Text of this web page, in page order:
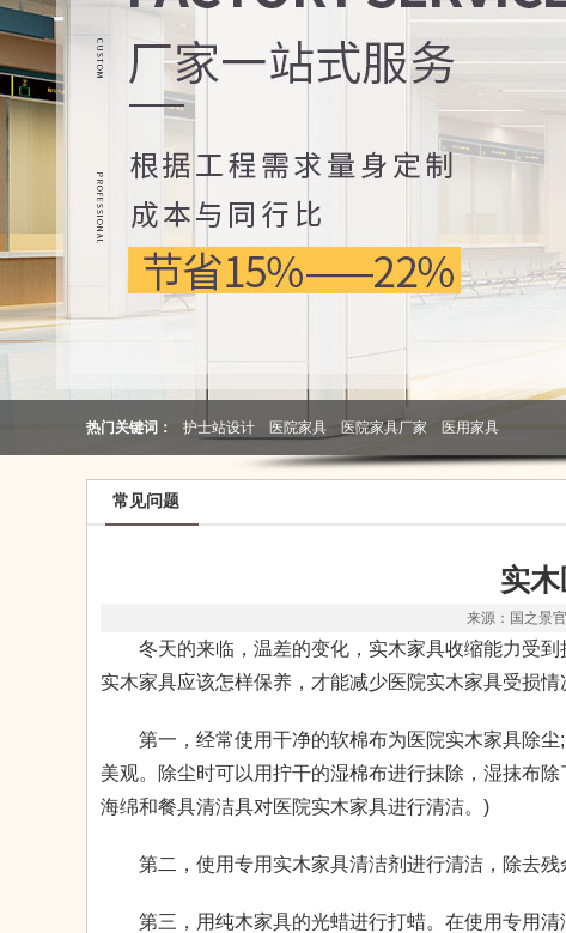
热门关键词： 护士站设计 医院家具 医院家具厂家 医用家具
常见问题
实
来源：国之景
冬天的来临，温差的变化，实木家具收缩能力受到
实木家具应该怎样保养，才能减少医院实木家具受损情
第一，经常使用干净的软棉布为医院实木家具除尘;
美观。除尘时可以用拧干的湿棉布进行抹除，湿抹布
海绵和餐具清洁具对医院实木家具进行清洁。)
第二，使用专用实木家具清洁剂进行清洁，除去残
第三，用纯木家具的光蜡进行打蜡。在使用专用清